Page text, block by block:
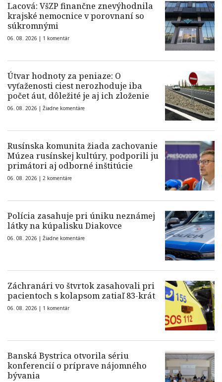
Lacová: VšZP finančne znevýhodnila
krajské nemocnice v porovnaní so
súkromnými
06. 08. 2026 | 1 komentár
Útvar hodnoty za peniaze: O
vyťaženosti ciest nerozhoduje iba
počet áut, dôležité je aj ich zloženie
06. 08. 2026 | Žiadne komentáre
Rusínska komunita žiada zachovanie
Múzea rusínskej kultúry, podporili ju
primátori aj odborné inštitúcie
06. 08. 2026 | 2 komentáre
Polícia zasahuje pri úniku neznámej
látky na kúpalisku Diakovce
06. 08. 2026 | Žiadne komentáre
Záchranári vo štvrtok zasahovali pri
pacientoch s kolapsom zatiaľ 83-krát
06. 08. 2026 | 1 komentár
Banská Bystrica otvorila sériu
konferencií o príprave nájomného
bývania